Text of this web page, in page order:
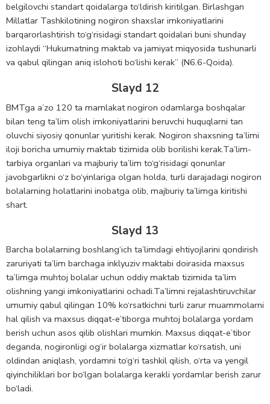
belgilovchi standart qoidalarga to‘ldirish kiritilgan. Birlashgan
Millatlar Tashkilotining nogiron shaxslar imkoniyatlarini
barqarorlashtirish to‘g‘risidagi standart qoidalari buni shunday
izohlaydi “Hukumatning maktab va jamiyat miqyosida tushunarli
va qabul qilingan aniq islohoti bo‘lishi kerak” (N6.6-Qoida).
Slayd 12
BMTga a’zo 120 ta mamlakat nogiron odamlarga boshqalar
bilan teng ta’lim olish imkoniyatlarini beruvchi huquqlarni tan
oluvchi siyosiy qonunlar yuritishi kerak. Nogiron shaxsning ta’limi
iloji boricha umumiy maktab tizimida olib borilishi kerak.Ta’lim-
tarbiya organlari va majburiy ta’lim to‘g‘risidagi qonunlar
javobgarlikni o‘z bo‘yinlariga olgan holda, turli darajadagi nogiron
bolalarning holatlarini inobatga olib, majburiy ta’limga kiritishi
shart.
Slayd 13
Barcha bolalarning boshlang‘ich ta’limdagi ehtiyojlarini qondirish
zaruriyati ta’lim barchaga inklyuziv maktabi doirasida maxsus
ta’limga muhtoj bolalar uchun oddiy maktab tizimida ta’lim
olishning yangi imkoniyatlarini ochadi.Ta’limni rejalashtiruvchilar
umumiy qabul qilingan 10% ko‘rsatkichni turli zarur muammolarni
hal qilish va maxsus diqqat-e’tiborga muhtoj bolalarga yordam
berish uchun asos qilib olishlari mumkin. Maxsus diqqat-e’tibor
deganda, nogironligi og‘ir bolalarga xizmatlar ko‘rsatish, uni
oldindan aniqlash, yordamni to‘g‘ri tashkil qilish, o‘rta va yengil
qiyinchiliklari bor bo‘lgan bolalarga kerakli yordamlar berish zarur
bo‘ladi.